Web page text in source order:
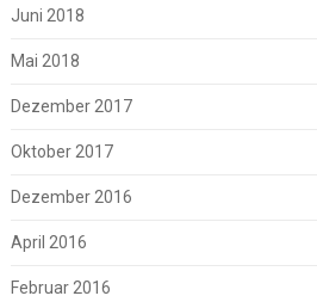
Juni 2018
Mai 2018
Dezember 2017
Oktober 2017
Dezember 2016
April 2016
Februar 2016